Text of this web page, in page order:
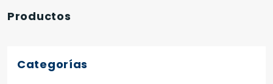
Productos
Categorías